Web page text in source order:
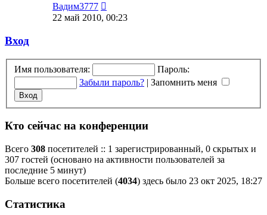
Вадим3777
к
22 май 2010, 00:23
Вход
Имя пользователя:
Пароль:
Забыли пароль? | Запомнить меня
Кто сейчас на конференции
Всего 308 посетителей :: 1 зарегистрированный, 0 скрытых и
307 гостей (основано на активности пользователей за
последние 5 минут)
Больше всего посетителей (4034) здесь было 23 окт 2025, 18:27
Статистика